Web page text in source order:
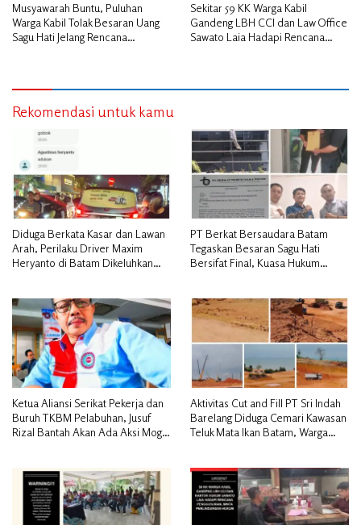
Musyawarah Buntu, Puluhan
Warga Kabil Tolak Besaran Uang
Sagu Hati Jelang Rencana
Sekitar 59 KK Warga Kabil
Gandeng LBH CCI dan Law Office
Sawato Laia Hadapi Rencana
Rekomendasi untuk kamu
Diduga Berkata Kasar dan Lawan
Arah, Perilaku Driver Maxim
Heryanto di Batam Dikeluhkan
PT Berkat Bersaudara Batam
Tegaskan Besaran Sagu Hati
Bersifat Final, Kuasa Hukum
Ketua Aliansi Serikat Pekerja dan
Buruh TKBM Pelabuhan, Jusuf
Rizal Bantah Akan Ada Aksi Mogol
Aktivitas Cut and Fill PT Sri Indah
Barelang Diduga Cemari Kawasan
Teluk Mata Ikan Batam, Warga